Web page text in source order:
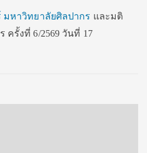
หาวิทยาลัยศิลปากร และมติ
รั้งที่ 6/2569 วันที่ 17